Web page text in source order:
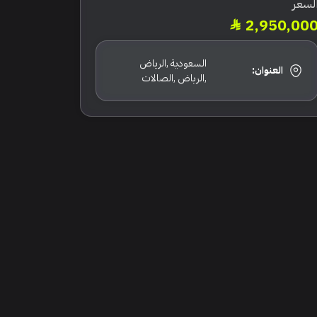
العنوان:
السعودية ,الرياض
,الرياض ,الصالات